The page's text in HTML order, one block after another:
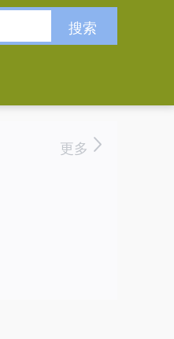
搜索
更多